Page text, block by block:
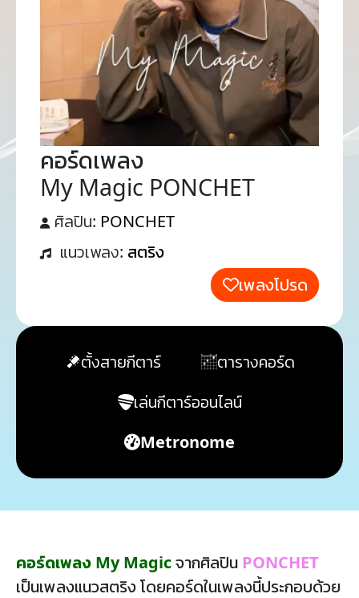
คอร์ดเพลง
My Magic PONCHET
ศิลปิน: PONCHET
แนวเพลง: สตริง
เพลงโปรด
ตั้งสายกีตาร์
ตารางคอร์ด
เล่นกีตาร์ออนไลน์
Metronome
คอร์ดเพลง My Magicจากศิลปิน PONCHET
เป็นเพลงแนวสตริง โดยคอร์ดในเพลงนี้ประกอบด้วย